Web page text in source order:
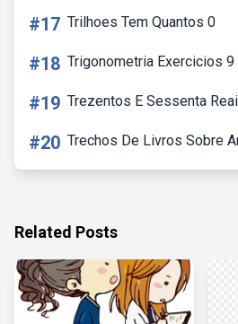
#17 Trilhoes Tem Quantos 0
#18 Trigonometria Exercicios 9
#19 Trezentos E Sessenta
#20 Trechos De Livros Sobre
Related Posts